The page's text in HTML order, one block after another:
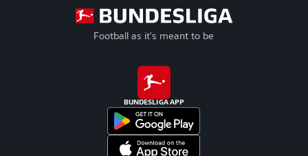
Football as it's meant to be
BUNDESLIGA APP